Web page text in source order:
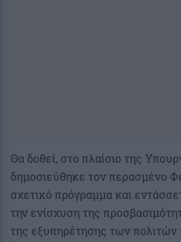
Θα δοθεί, στο πλαίσιο της
δημοσιεύθηκε τον περασμένο
σχετικό πρόγραμμα και
την ενίσχυση της
της εξυπηρέτησης των πολιτών